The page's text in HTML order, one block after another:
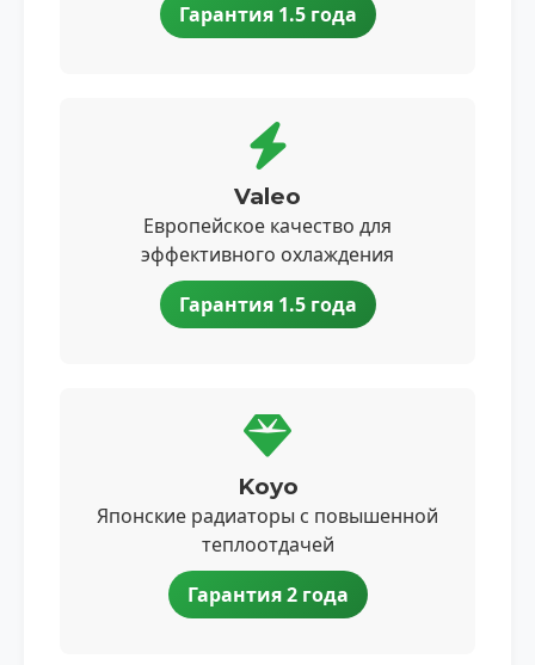
Гарантия 1.5 года
Valeo
Европейское качество для
эффективного охлаждения
Гарантия 1.5 года
Koyo
Японские радиаторы с повышенной
теплоотдачей
Гарантия 2 года